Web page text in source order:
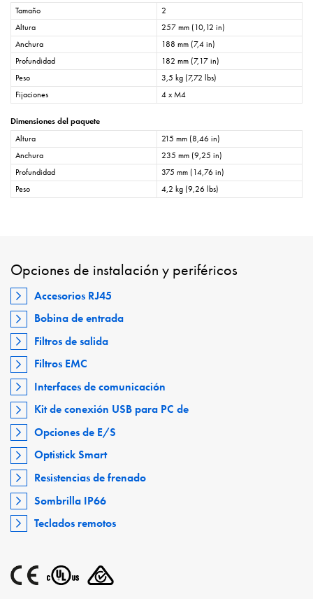
Tamaño
2
Altura
257 mm (10,12 in)
Anchura
188 mm (7,4 in)
Profundidad
182 mm (7,17 in)
Peso
3,5 kg (7,72 lbs)
Fijaciones
4 x M4
Dimensiones del paquete
Altura
215 mm (8,46 in)
Anchura
235 mm (9,25 in)
Profundidad
375 mm (14,76 in)
Peso
4,2 kg (9,26 lbs)
Opciones de instalación y periféricos
Accesorios RJ45
Bobina de entrada
Filtros de salida
Filtros EMC
Interfaces de comunicación
Kit de conexión USB para PC de
Opciones de E/S
Optistick Smart
Resistencias de frenado
Sombrilla IP66
Teclados remotos